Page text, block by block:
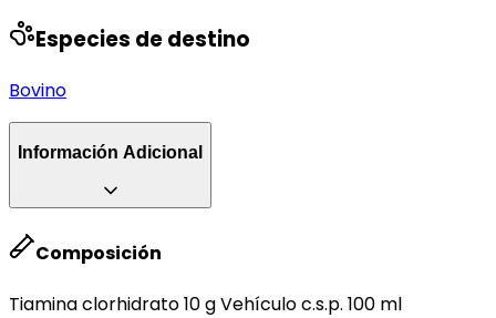
Especies de destino
Bovino
Información Adicional
Composición
Tiamina clorhidrato 10 g Vehículo c.s.p. 100 ml